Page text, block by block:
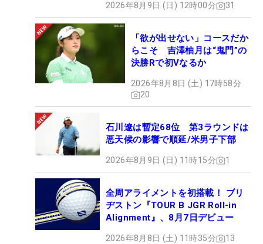
2026年8月9日 (日) 12時00分 31
「欲が出せない」コースだか
らこそ 吉澤柚月は“鬼門”の
決勝Rで初Vなるか
2026年8月8日 (土) 17時58分
20
石川遼は暫定68位 第3ラウンドは
悪天候の影響で順延/米男子下部
2026年8月9日 (日) 11時15分 1
全周アライメントを初搭載！ ブリ
ヂストン『TOUR B JGR Roll-in
Alignment』、8月7日デビュー
2026年8月8日 (土) 11時35分 13